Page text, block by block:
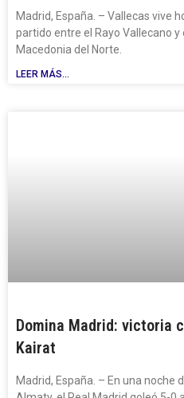
Madrid, España. – Vallecas vive
partido entre el Rayo Vallecano y
Macedonia del Norte.
LEER MÁS...
Domina Madrid: victoria
Kairat
Madrid, España. – En una noche